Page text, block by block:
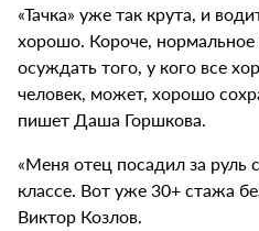
«Тачка» уже так крута, и
хорошо. Короче, нормальное
осуждать того, у кого все
человек, может, хорошо
пишет Даша Горшкова.
«Меня отец посадил за руль
классе. Вот уже 30+ стажа
Виктор Козлов.